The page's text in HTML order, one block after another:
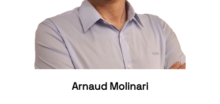
Arnaud Molinari